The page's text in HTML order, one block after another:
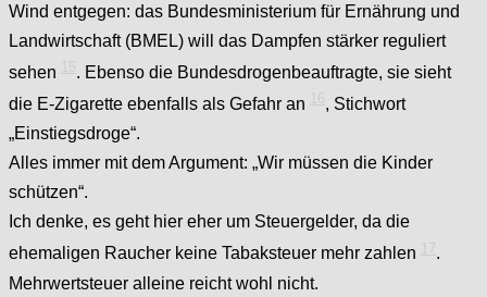
Wind entgegen: das Bundesministerium für Ernährung und
Landwirtschaft (BMEL) will das Dampfen stärker reguliert
sehen
. Ebenso die Bundesdrogenbeauftragte, sie sieht
die E-Zigarette ebenfalls als Gefahr an
, Stichwort
„Einstiegsdroge“.
Alles immer mit dem Argument: „Wir müssen die Kinder
schützen“.
Ich denke, es geht hier eher um Steuergelder, da die
ehemaligen Raucher keine Tabaksteuer mehr zahlen
.
Mehrwertsteuer alleine reicht wohl nicht.